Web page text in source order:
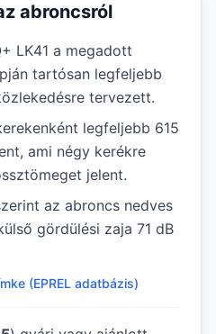
abroncsról
LK41 a megadott
tartósan legfeljebb
tervezett.
legfeljebb 615
ami négy kerékre
jelent.
az abroncs nedves
gördülési zaja 71 dB
(EPREL adatbázis)